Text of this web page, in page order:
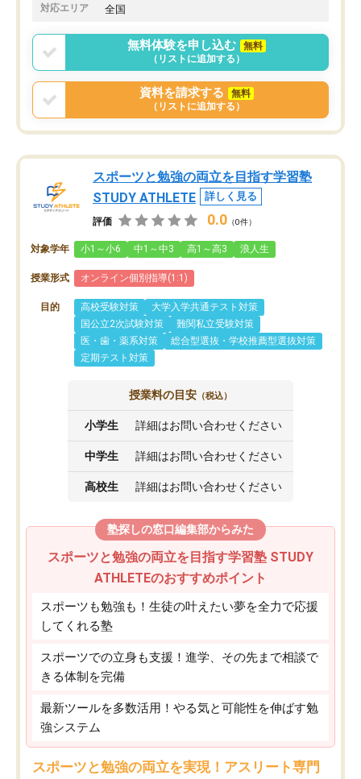
対応エリア 全国
無料体験を申し込む
無料
（リストに追加する）
資料を請求する
無料
（リストに追加する）
スポーツと勉強の両立を目指す学習塾
STUDY ATHLETE
詳しく見る
評価 0.0 （0件）
対象学年 小1～小6 中1～中3 高1～高3 浪人生
授業形式 オンライン個別指導(1:1)
目的 高校受験対策
大学入学共通テスト対策
国公立2次試験対策
難関私立受験対策
医・歯・薬系対策
総合型選抜・学校推薦型選抜対策
定期テスト対策
授業料の目安 （税込）
小学生 詳細はお問い合わせください
中学生 詳細はお問い合わせください
高校生 詳細はお問い合わせください
塾探しの窓口編集部からみた
スポーツと勉強の両立を目指す学習塾 STUDY
ATHLETEのおすすめポイント
スポーツも勉強も！生徒の叶えたい夢を全力で応援
してくれる塾
スポーツでの立身も支援！進学、その先まで相談で
きる体制を完備
最新ツールを多数活用！やる気と可能性を伸ばす勉
強システム
スポーツと勉強の両立を実現！アスリート専門